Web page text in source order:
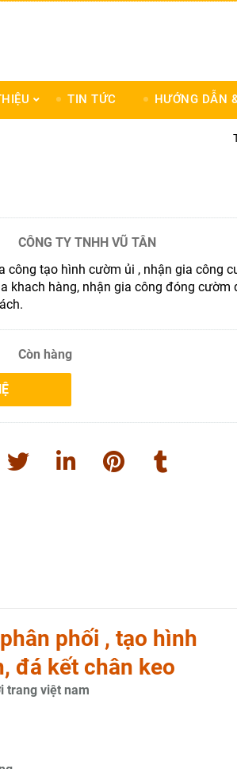
TIN TỨC HƯỚNG DẪN
CÔNG TY TNHH VŨ TÂN
công tạo hình cườm ủi , nhận gia công
khach hàng, nhận gia công đóng cườm
Còn hàng
phối , tạo hình
đá kết chân keo
trang việt nam